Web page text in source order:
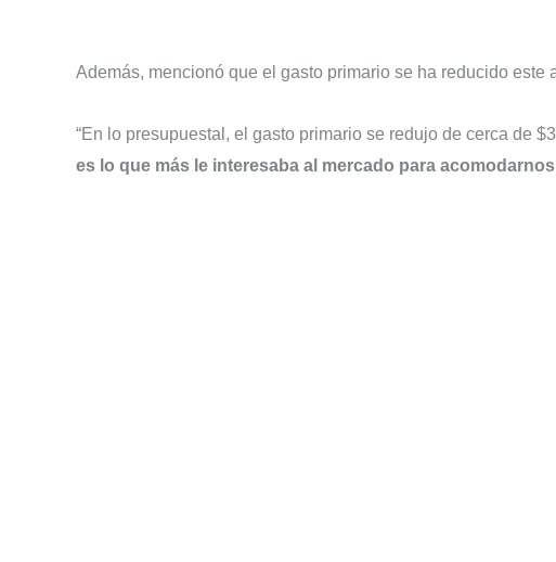
Además, mencionó que el gasto primario se ha reducido este
“En lo presupuestal, el gasto primario se redujo de cerca de
es lo que más le interesaba al mercado para